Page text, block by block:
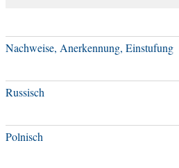
Nachweise, Anerkennung, Einstufung
Russisch
Polnisch